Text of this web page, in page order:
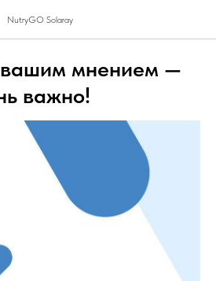
NutryGO Solaray
вашим мнением —
важно!